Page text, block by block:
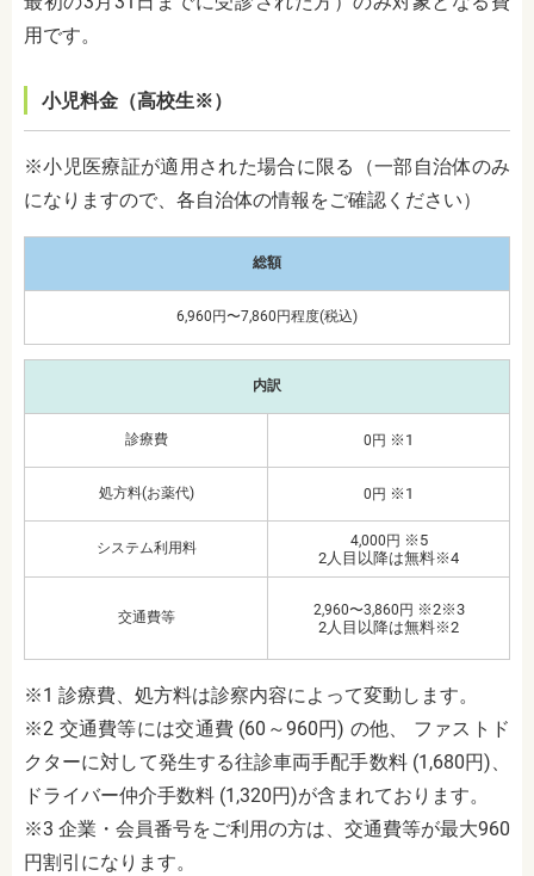
用です。
小児料金（高校生※）
※小児医療証が適用された場合に限る（一部自治体のみ
になりますので、各自治体の情報をご確認ください）
総額
6,960円〜7,860円程度(税込)
内訳
診療費 0円 ※1
処方料(お薬代) 0円 ※1
システム利用料 4,000円 ※5
2人目以降は無料※4
交通費等 2,960〜3,860円 ※2※3
2人目以降は無料※2
※1 診療費、処方料は診察内容によって変動します。
※2 交通費等には交通費 (60～960円) の他、 ファストド
クターに対して発生する往診車両手配手数料 (1,680円)、
ドライバー仲介手数料 (1,320円)が含まれております。
※3 企業・会員番号をご利用の方は、交通費等が最大960
円割引になります。